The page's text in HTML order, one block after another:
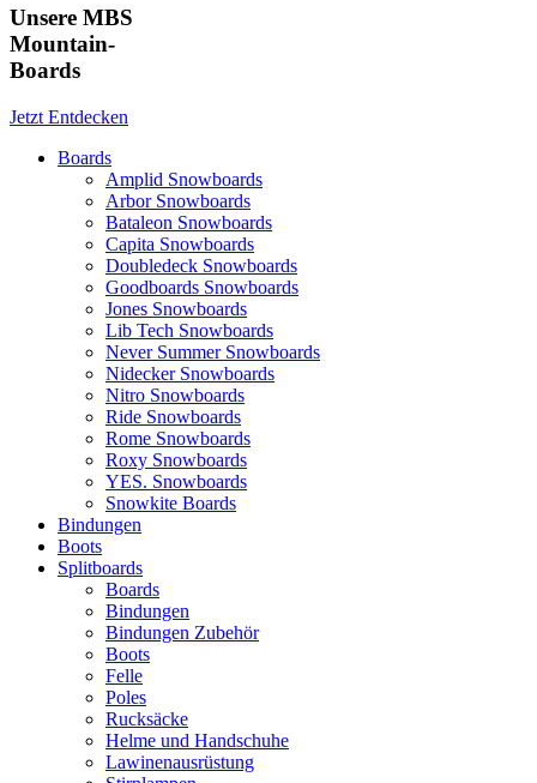
Unsere MBS
Mountain-
Boards
Jetzt Entdecken
Boards
Amplid Snowboards
Arbor Snowboards
Bataleon Snowboards
Capita Snowboards
Doubledeck Snowboards
Goodboards Snowboards
Jones Snowboards
Lib Tech Snowboards
Never Summer Snowboards
Nidecker Snowboards
Nitro Snowboards
Ride Snowboards
Rome Snowboards
Roxy Snowboards
YES. Snowboards
Snowkite Boards
Bindungen
Boots
Splitboards
Boards
Bindungen
Bindungen Zubehör
Boots
Felle
Poles
Rucksäcke
Helme und Handschuhe
Lawinenausrüstung